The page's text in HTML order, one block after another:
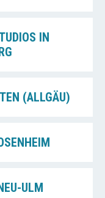
IN
(ALLGÄU)
ULM